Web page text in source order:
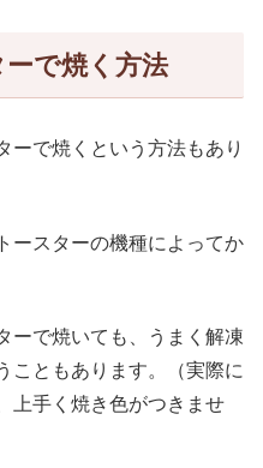
で焼く方法
ーで焼くという方法もあり
ースターの機種によってか
ーで焼いても、うまく解凍
こともあります。（実際に
上手く焼き色がつきませ